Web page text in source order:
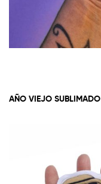
AÑO VIEJO SUBLIMADO